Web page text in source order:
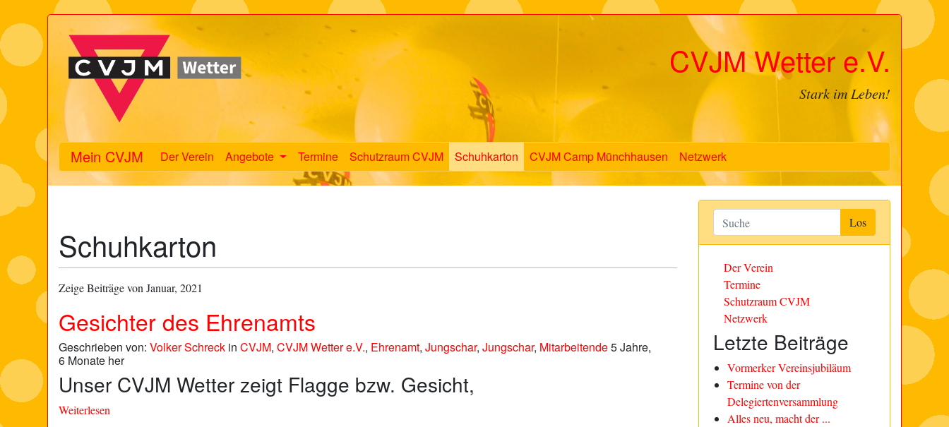
CVJM Wetter e.V.
Stark im Leben!
Mein CVJM Der Verein Angebote Termine Schutzraum CVJM Schuhkarton CVJM Camp Münchhausen Netzwerk
Schuhkarton
Zeige Beiträge von Januar, 2021
Gesichter des Ehrenamts
Geschrieben von:Volker Schreck inCVJM,CVJM Wetter e.V., Ehrenamt,Jungschar,Jungschar, Mitarbeitende5 Jahre,
6 Monate her
Unser CVJM Wetter zeigt Flagge bzw. Gesicht,
Weiterlesen
Der Verein
Termine
Schutzraum CVJM
Netzwerk
Letzte Beiträge
Vormerker Vereinsjubiläum
Termine von der
Delegiertenversammlung
Alles neu, macht der ...